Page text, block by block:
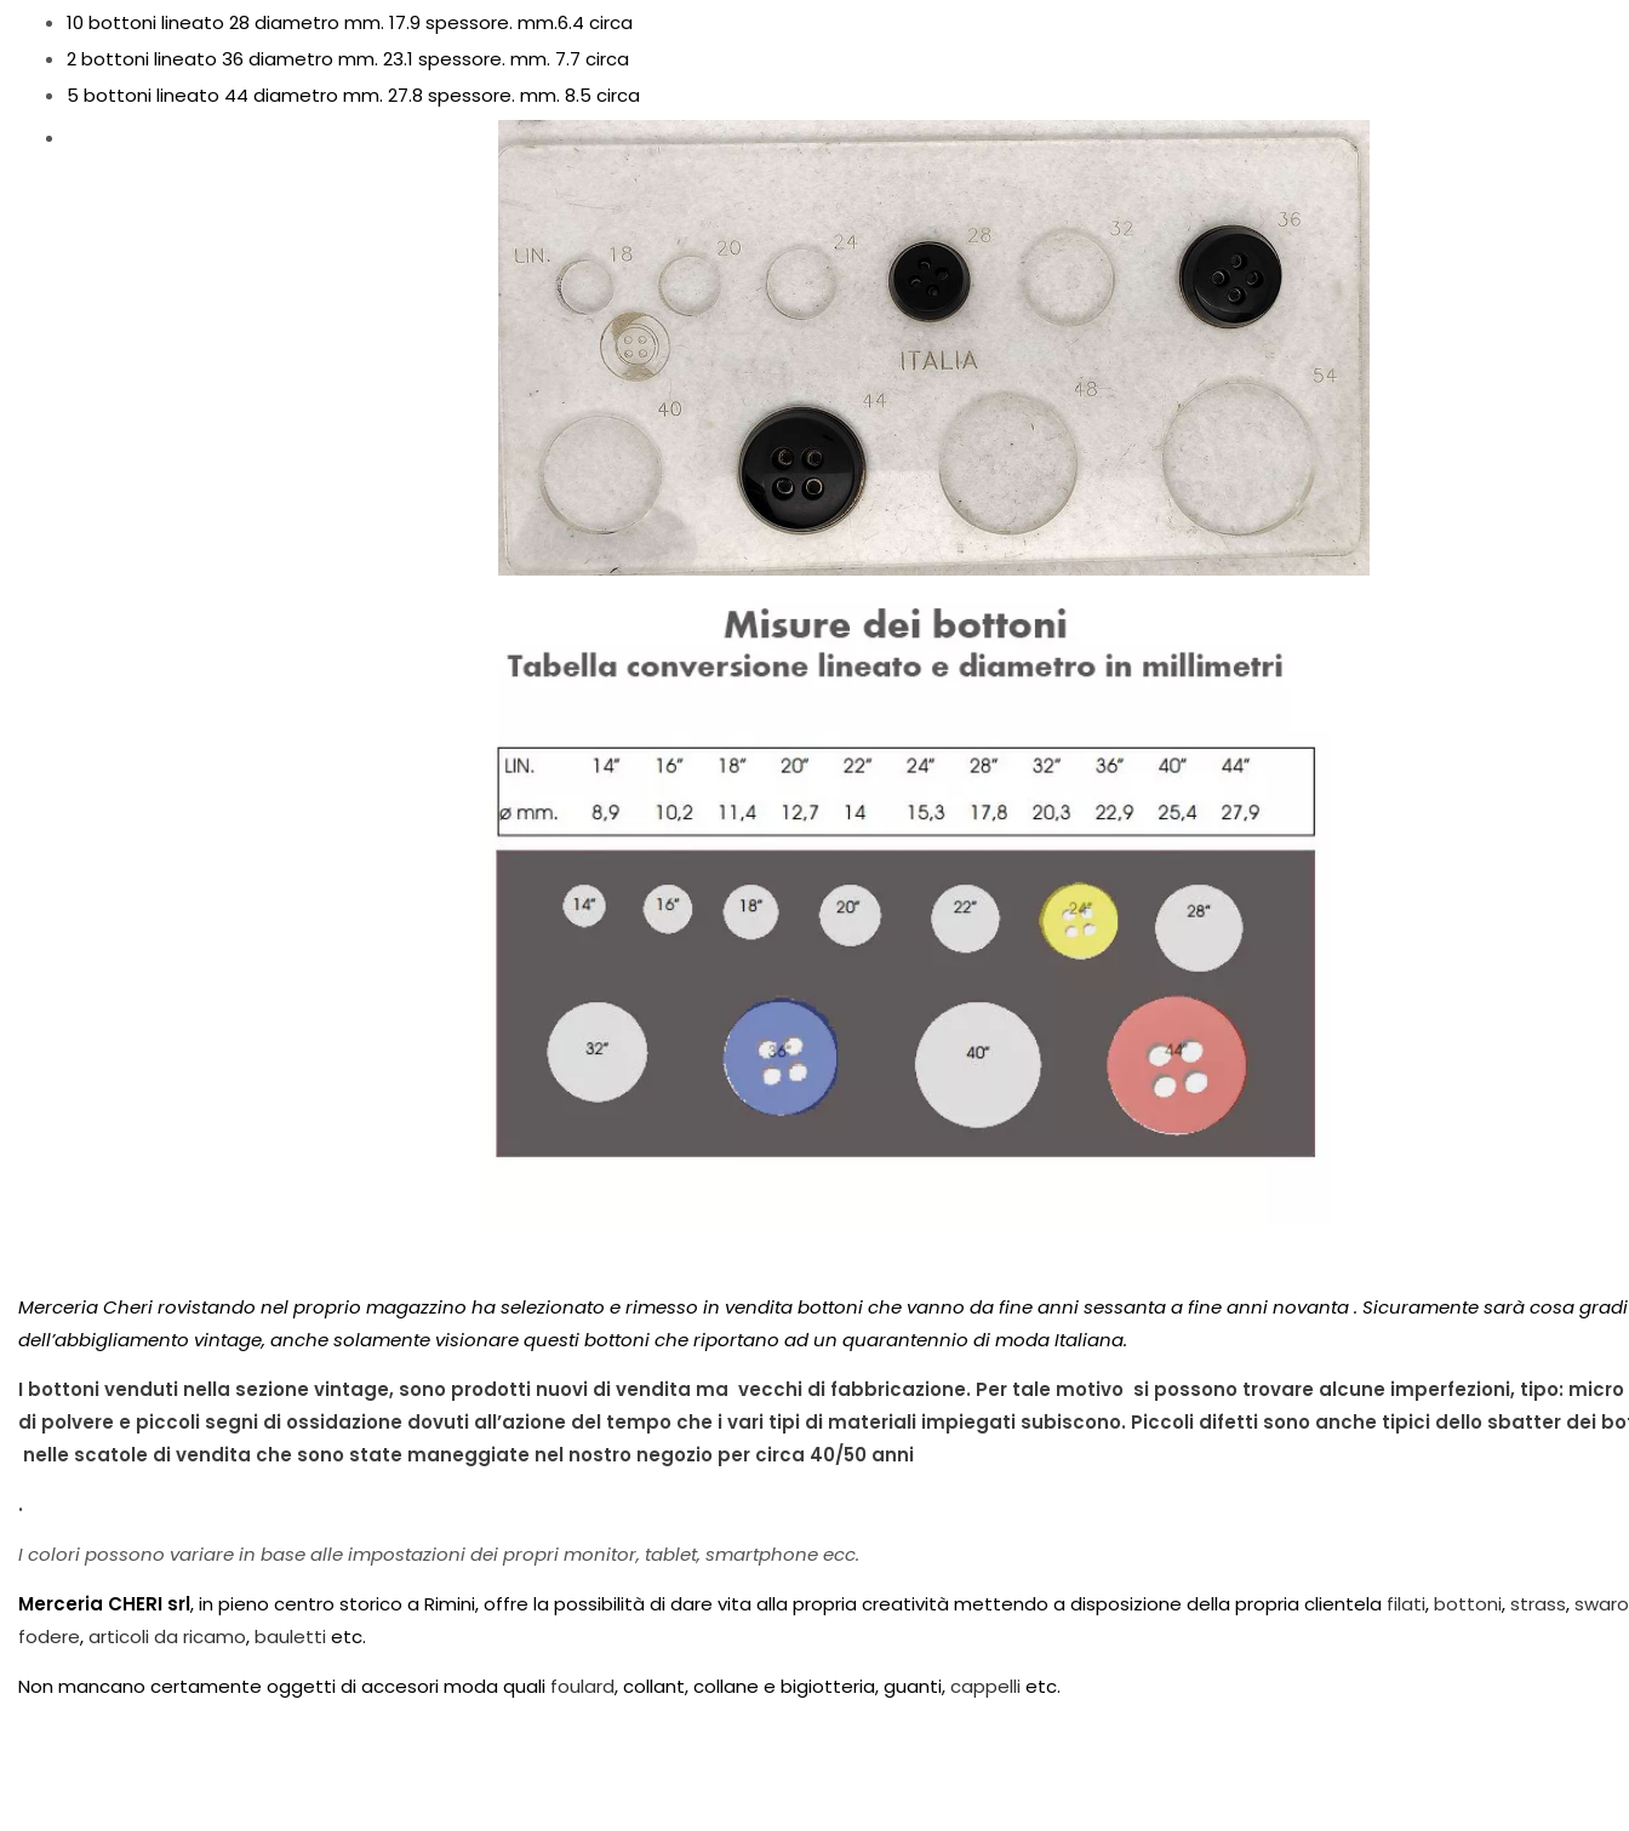
10 bottoni lineato 28 diametro mm. 17.9 spessore. mm.6.4 circa
2 bottoni lineato 36 diametro mm. 23.1 spessore. mm. 7.7 circa
5 bottoni lineato 44 diametro mm. 27.8 spessore. mm. 8.5 circa
Merceria Cheri rovistando nel proprio magazzino ha selezionato e rimesso in vendita bottoni che vanno da fine anni sessanta a fine anni novanta . Sicuramente sarà cosa
dell’abbigliamento vintage, anche solamente visionare questi bottoni che riportano ad un quarantennio di moda Italiana.
I bottoni venduti nella sezione vintage, sono prodotti nuovi di vendita ma vecchi di fabbricazione. Per tale motivo si possono trovare alcune imperfezioni, tipo:
di polvere e piccoli segni di ossidazione dovuti all’azione del tempo che i vari tipi di materiali impiegati subiscono. Piccoli difetti sono anche tipici dello sbatter dei
nelle scatole di vendita che sono state maneggiate nel nostro negozio per circa 40/50 anni
.
I colori possono variare in base alle impostazioni dei propri monitor, tablet, smartphone ecc.
Merceria CHERI srl, in pieno centro storico a Rimini, offre la possibilità di dare vita alla propria creatività mettendo a disposizione della propria clientela filati,bottoni,strass,
fodere,articoli da ricamo,bauletti etc.
Non mancano certamente oggetti di accesori moda quali foulard, collant, collane e bigiotteria, guanti,cappelli etc.